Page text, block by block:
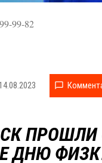
99-82
14.08.2023
ПРОШЛИ
ДНЮ